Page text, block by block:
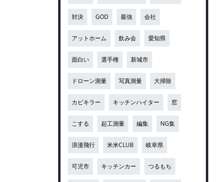
対決 GOD 最強 会社
アットホーム 飲み会 愛知県
面白い 選手権 新城市
ドローン測量 写真測量 大掃除
カビキラー キッチンハイター 窓
こする 起工測量 編集 NG集
浪漫飛行 米米CLUB 岐阜県
可児市 キッチンカー つるもち